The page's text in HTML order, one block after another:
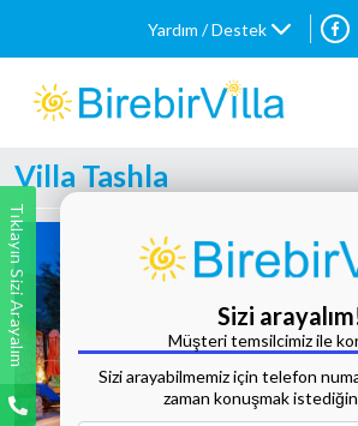
Yardım / Destek
Villa Tashla
Tıklayın Sizi Arayalım Sizi
Müşteri temsilcimiz ile
Sizi arayabilmemiz için telefon
zaman konuşmak